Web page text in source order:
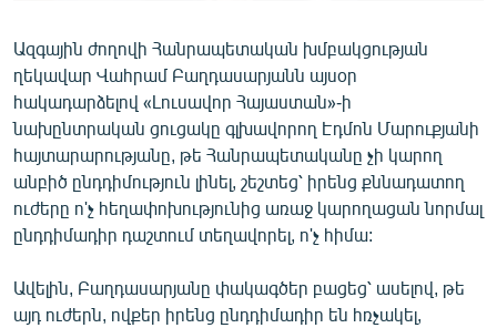
ՏԵՍԱՆՅՈՒԹԵՐ
ԲԱՆԱՎԵՃ
ՁԳՏԵԼՈՎ ԼԱՎԱԳՈՒՅՆԻՆ
ՓՈԴՔԱՍԹ
Հայերեն
Русский
Ազգային ժողովի Հանրապետական խմբակցության
ղեկավար Վահրամ Բաղդասարյանն այսօր
հակադարձելով «Լուսավոր Հայաստան»-ի
նախընտրական ցուցակը գլխավորող Էդմոն Մարուքյանի
հայտարարությանը, թե Հանրապետականը չի կարող
անբիծ ընդդիմություն լինել, շեշտեց՝ իրենց քննադատող
ուժերը ո'չ հեղափոխությունից առաջ կարողացան նորմալ
ընդդիմադիր դաշտում տեղավորել, ո'չ հիմա:
Ավելին, Բաղդասարյանը փակագծեր բացեց՝ ասելով, թե
այդ ուժերն, ովքեր իրենց ընդդիմադիր են հռչակել,